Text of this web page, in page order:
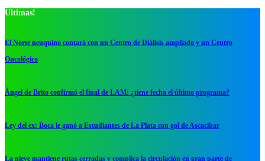
Ultimas!
El Norte neuquino contará con un Centro de Diálisis ampliado y un Centro
Oncológico
Ángel de Brito confirmó el final de LAM: ¿tiene fecha el último programa?
Ley del ex: Boca le ganó a Estudiantes de La Plata con gol de Ascacibar
La nieve mantiene rutas cerradas y complica la circulación en gran parte de